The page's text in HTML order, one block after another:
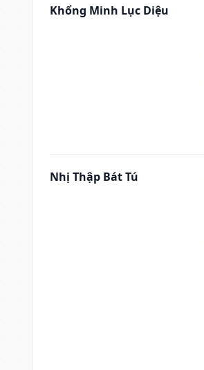
Khổng Minh Lục Diệu
Nhị Thập Bát Tú